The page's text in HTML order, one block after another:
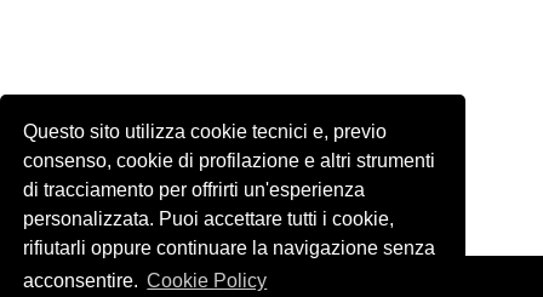
Questo sito utilizza cookie tecnici e, previo
consenso, cookie di profilazione e altri strumenti
di tracciamento per offrirti un'esperienza
personalizzata. Puoi accettare tutti i cookie,
rifiutarli oppure continuare la navigazione senza
acconsentire. Cookie Policy
Template byThemeXpose. Tutti le immagini presenti di questo sito